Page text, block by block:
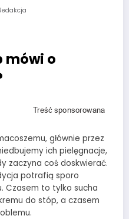
mówi o
głównie przez
ich pielęgnacje,
zaczyna coś doskwierać.
potrafią sporo
Czasem to tylko sucha
do stóp, a czasem